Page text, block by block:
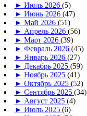
► Июль 2026 (5)
► Июнь 2026 (47)
► Май 2026 (51)
► Апрель 2026 (56)
► Март 2026 (39)
► Февраль 2026 (45)
► Январь 2026 (27)
► Декабрь 2025 (59)
► Ноябрь 2025 (41)
► Октябрь 2025 (52)
► Сентябрь 2025 (34)
► Август 2025 (4)
► Июль 2025 (6)